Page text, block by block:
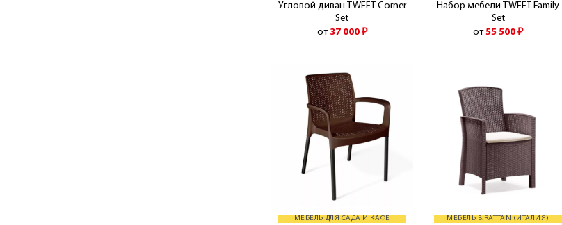
Угловой диван TWEET Corner
Set
от 37 000 ₽
Набор мебели TWEET Family
Set
от55 500₽
МЕБЕЛЬ ДЛЯ САДА И КАФЕ МЕБЕЛЬ B:RATTAN (ИТАЛИЯ)